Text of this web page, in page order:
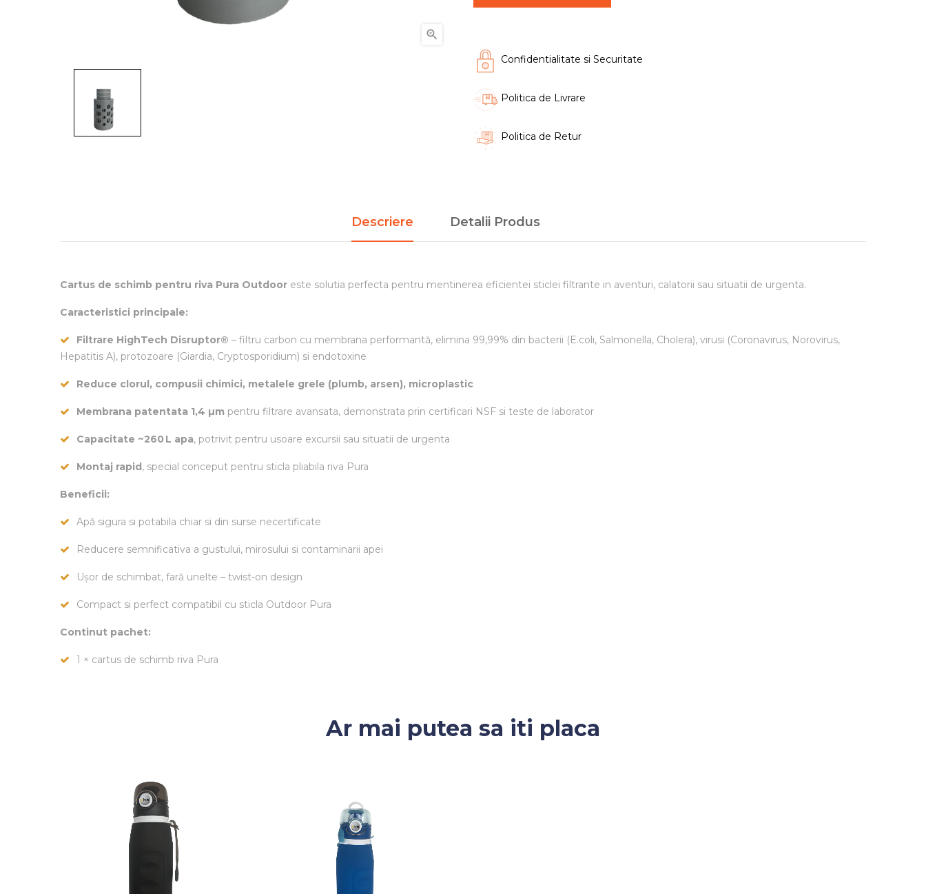

Confidentialitate si Securitate
Politica de Livrare
Politica de Retur
Descriere Detalii Produs
Cartus de schimb pentru riva Pura Outdoor este solutia perfecta pentru mentinerea eficientei sticlei filtrante in aventuri, calatorii sau situatii de urgenta.
Caracteristici principale:
Filtrare HighTech Disruptor® – filtru carbon cu membrana performantă, elimina 99,99% din bacterii (E.coli, Salmonella, Cholera), virusi (Coronavirus, Norovirus,
Hepatitis A), protozoare (Giardia, Cryptosporidium) si endotoxine
Reduce clorul, compusii chimici, metalele grele (plumb, arsen), microplastic
Membrana patentata 1,4 µm pentru filtrare avansata, demonstrata prin certificari NSF si teste de laborator
Capacitate ~260 L apa, potrivit pentru usoare excursii sau situatii de urgenta
Montaj rapid , special conceput pentru sticla pliabila riva Pura
Beneficii:
Apă sigura si potabila chiar si din surse necertificate
Reducere semnificativa a gustului, mirosului si contaminarii apei
Ușor de schimbat, fară unelte – twist-on design
Compact si perfect compatibil cu sticla Outdoor Pura
Continut pachet:
1 × cartus de schimb riva Pura
Ar mai putea sa iti placa